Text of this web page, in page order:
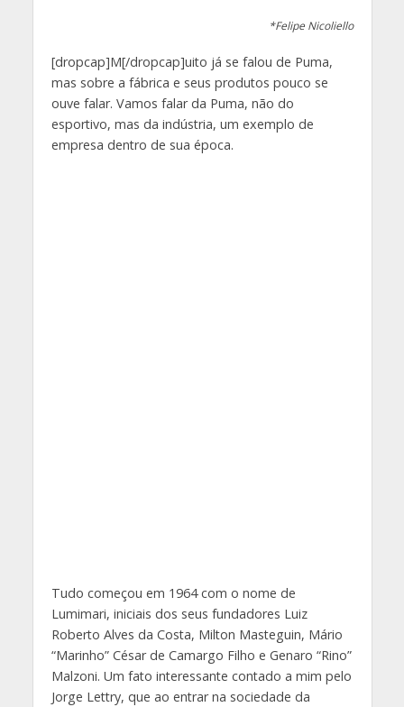
*Felipe Nicoliello
[dropcap]M[/dropcap]uito já se falou de Puma,
mas sobre a fábrica e seus produtos pouco se
ouve falar. Vamos falar da Puma, não do
esportivo, mas da indústria, um exemplo de
empresa dentro de sua época.
Tudo começou em 1964 com o nome de
Lumimari, iniciais dos seus fundadores Luiz
Roberto Alves da Costa, Milton Masteguin, Mário
“Marinho” César de Camargo Filho e Genaro “Rino”
Malzoni. Um fato interessante contado a mim pelo
Jorge Lettry, que ao entrar na sociedade da